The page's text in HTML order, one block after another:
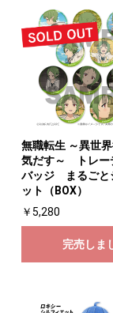
無職転生 ～異世
気だす～ トレー
バッジ まるごと
ット（BOX）
￥5,280
完売しま